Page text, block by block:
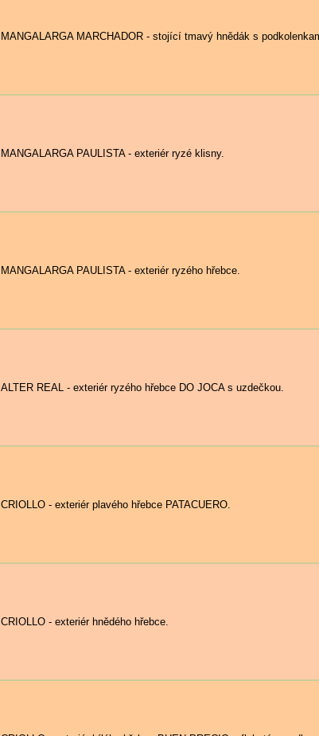
MANGALARGA MARCHADOR - stojící tmavý hnědák s
MANGALARGA PAULISTA - exteriér ryzé klisny.
MANGALARGA PAULISTA - exteriér ryzého hřebce.
ALTER REAL - exteriér ryzého hřebce DO JOCA s uzdečkou.
CRIOLLO - exteriér plavého hřebce PATACUERO.
CRIOLLO - exteriér hnědého hřebce.